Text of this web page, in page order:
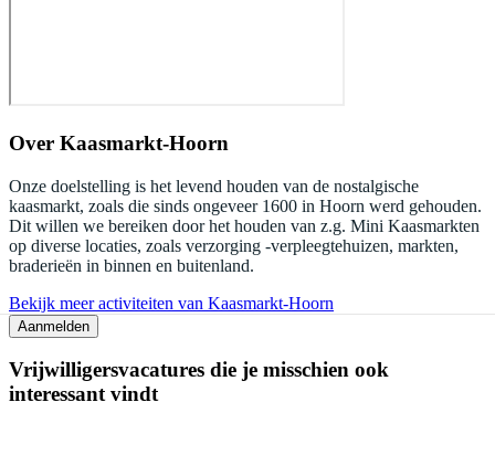
Over Kaasmarkt-Hoorn
Onze doelstelling is het levend houden van de nostalgische
kaasmarkt, zoals die sinds ongeveer 1600 in Hoorn werd gehouden.
Dit willen we bereiken door het houden van z.g. Mini Kaasmarkten
op diverse locaties, zoals verzorging -verpleegtehuizen, markten,
braderieën in binnen en buitenland.
Bekijk meer activiteiten van Kaasmarkt-Hoorn
Aanmelden
Vrijwilligersvacatures die je misschien ook
interessant vindt